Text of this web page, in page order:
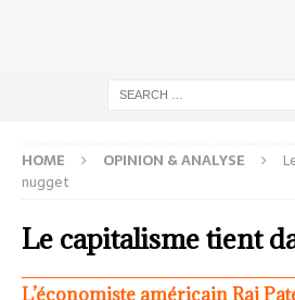
HOME OPINION & ANALYSE
nugget
Le capitalisme tient
L’économiste américain Raj